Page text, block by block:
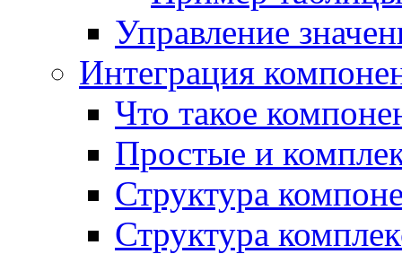
Управление
Интеграция
Что такое
Простые и
Структура
Структура